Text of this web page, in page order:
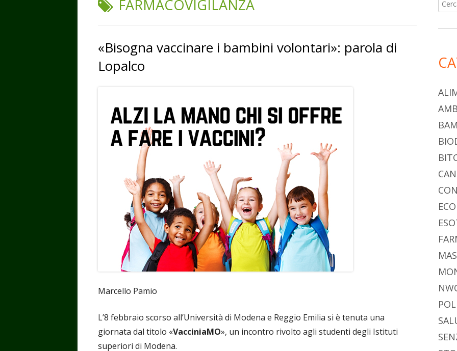
TAG:
FARMACOVIGILANZA
«Bisogna vaccinare i bambini volontari»: parola di
Lopalco
Marcello Pamio
L’8 febbraio scorso all’Università di Modena e Reggio Emilia si è tenuta una
giornata dal titolo «VacciniaMO», un incontro rivolto agli studenti degli Istituti
superiori di Modena.
per: